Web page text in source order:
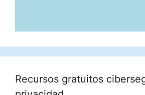
Recursos gratuitos